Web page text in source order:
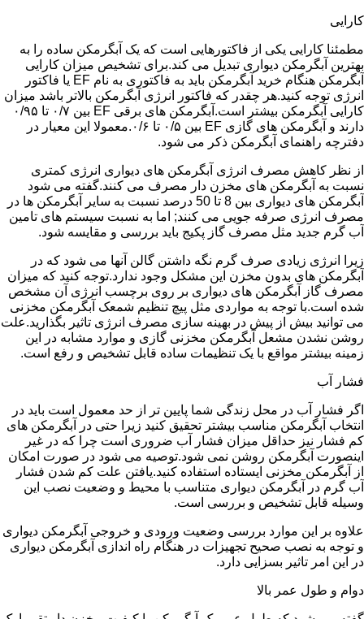
کارایی
مطمئنا کارایی یکی از فاکتورهایی است که یک آبگرمکن ساده را به
بهترین آبگرمکن دیواری تبدیل می کند.برای تشخیص میزان کارایی
آبگرمکن هنگام خرید آبگرمکن باید به فاکتوری به نام EF یا فاکتور
انرژی توجه کنید.هر چقدر که فاکتور انرژی آبگرمکن بالاتر باشد میزان
کارایی آبگرمکن بیشتر است.آبگرمکن های برقی EF بین ۰/۷ تا ۰/۹۵
دارند و آبگرمکن های گازی EF بین ۰/۵ تا ۰/۶.معمولا این معیار در
دفترچه راهنمای آبگرمکن ذکر می شود.
از نظر کاهش مصرف انرژی آبگرمکن های دیواری انرژی کمتری
نسبت به آبگرمکن های مخزن دار مصرف می کنند.گفته می شود
آبگرمکن های دیواری بین 8 تا 50 درصد نسبت به سایر آبگرمکن ها در
مصرف انرژی صرفه جویی می کنند; اما به نسبت سیستم های تامین
آب گرم جدید مثل مصرف گاز پکیج باید بررسی و مقایسه شود.
زیرا انرژی زیادی صرف گرم نگه داشتن گالن آنها می شود که در
آبگرمکن های بدون مخزن این مشکل وجود ندارد.توجه کنید که میزان
مصرف گاز آبگرمکن های دیواری بر روی برچسب انرژی آن مشخص
شده است.با توجه به مواردی مثل پیچ تنظیم شمعک آبگرمکن مخزنی
می توانید بیش از پیش در بهینه سازی مصرف انرژی تاثیر بگذارید.علت
روشن نشدن مشعل آبگرمکن مخزنی گازی و موارد مشابه در این
زمینه بیشتر مواقع با یک تنظیمات ساده قابل تشخیص و رفع است.
فشار آب
اگر فشار آب در محل زندگی شما پایین تر از حد معمول است باید در
انتخاب آبگرمکن مناسب بیشتر تحقیق کنید زیرا حتی در آبگرمکن های
کم فشار نیز حداقل میزان فشار آب ضروری است چرا که در غیر
اینصورت آبگرمکن روشن نمی شود.توصیه می شود در صورت امکان
از آبگرمکن مخزنی ایستاده استفاده کنید.یافتن علت کم شدن فشار
آب گرم در آبگرمکن دیواری متناسب با محیط و وضعیت نصب این
وسیله قابل تشخیص و بررسی است.
علاوه بر این موارد بررسی وضعیت ورودی و خروجی آبگرمکن دیواری
و توجه به نصب صحیح تجهیزات در هنگام راه اندازی آبگرمکن دیواری
در این امر تاثیر بسزایی دارد.
دوام و طول عمر بالا